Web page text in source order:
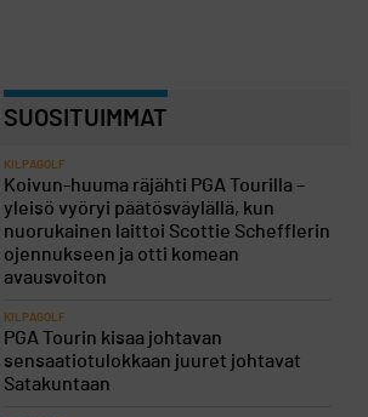
SUOSITUIMMAT
KILPAGOLF
Koivun-huuma räjähti PGA Tourilla –
yleisö vyöryi päätösväylällä, kun
nuorukainen laittoi Scottie Schefflerin
ojennukseen ja otti komean
avausvoiton
KILPAGOLF
PGA Tourin kisaa johtavan
sensaatiotulokkaan juuret johtavat
Satakuntaan